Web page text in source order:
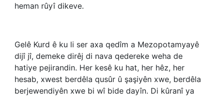
heman rûyî dikeve.
Gelê Kurd ê ku li ser axa qedîm a Mezopotamyayê
dijî jî, demeke dirêj di nava qedereke weha de
hatiye pejirandin. Her kesê ku hat, her hêz, her
hesab, xwest berdêla qusûr û şaşiyên xwe, berdêla
berjewendiyên xwe bi wî bide dayîn. Di kûranî ya